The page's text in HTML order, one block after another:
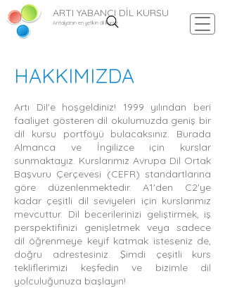
ARTI YABANCI DİL KURSU
Antalya'nın en yetkin dil kursu!
HAKKIMIZDA
Artı Dil'e hoşgeldiniz! 1999 yılından beri
faaliyet gösteren dil okulumuzda geniş bir
dil kursu portföyü bulacaksınız. Burada
Almanca ve İngilizce için kurslar
sunmaktayız. Kurslarımız Avrupa Dil Ortak
Başvuru Çerçevesi (CEFR) standartlarına
göre düzenlenmektedir. A1'den C2'ye
kadar çeşitli dil seviyeleri için kurslarımız
mevcuttur. Dil becerilerinizi geliştirmek, iş
perspektifinizi genişletmek veya sadece
dil öğrenmeye keyif katmak isteseniz de,
doğru adrestesiniz. Şimdi çeşitli kurs
tekliflerimizi keşfedin ve bizimle dil
yolculuğunuza başlayın!